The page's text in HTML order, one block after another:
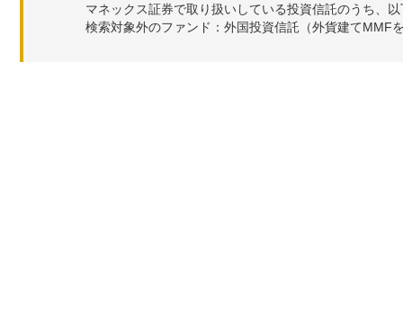
マネックス証券で取り扱いしている投資信託のうち、
検索対象外のファンド：外国投資信託（外貨建てMMF